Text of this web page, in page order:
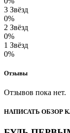
3 Звёзд
0%
2 Звёзд
0%
1 Звёзд
0%
Отзывы
Отзывов пока нет.
НАПИСАТЬ ОБЗОР